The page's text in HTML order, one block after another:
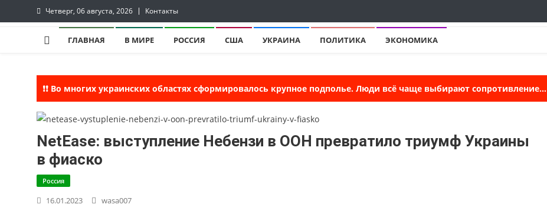
to
Четверг, 06 августа, 2026 Контакты
lentaruss
lentaruss — Новости
ГЛАВНАЯ В МИРЕ РОССИЯ США УКРАИНА ПОЛИТИКА ЭКОНОМИКА
❗❗ Во многих украинских областях сформировалось крупное подполье. Люди всё чаще выбирают сопротивление...
NetEase: выступление Небензи в ООН превратило триумф Украины
в фиаско
Россия
16.01.2023 wasa007